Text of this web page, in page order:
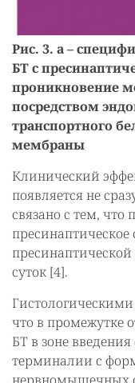
Рис. 3. а –
БТ с
проникновение
посредством
транспортного
мембраны
Клинический
появляется не
связано с тем, что
суток [4].
что в промежутке
БТ в зоне
терминалии с